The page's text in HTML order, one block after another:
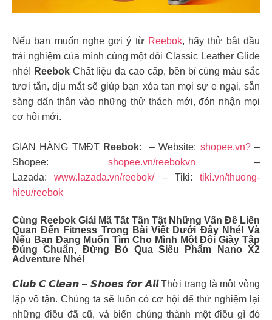
Nếu bạn muốn nghe gợi ý từ Reebok, hãy thử bắt đầu
trải nghiệm của mình cùng một đôi Classic Leather Glide
nhé! Reebok Chất liệu da cao cấp, bền bỉ cùng màu sắc
tươi tắn, dịu mắt sẽ giúp bạn xóa tan mọi sự e ngại, sẵn
sàng dấn thân vào những thử thách mới, đón nhận mọi
cơ hội mới.
GIAN HÀNG TMĐT Reebok: – Website: shopee.vn?–
Shopee: shopee.vn/reebokvn –
Lazada:www.lazada.vn/reebok/– Tiki: tiki.vn/thuong-
hieu/reebok
Cùng Reebok Giải Mã Tất Tần Tật Những Vấn Đề Liên
Quan Đến Fitness Trong Bài Viết Dưới Đây Nhé! Và
Nếu Bạn Đang Muốn Tìm Cho Mình Một Đôi Giày Tập
Đúng Chuẩn, Đừng Bỏ Qua Siêu Phẩm Nano X2
Adventure Nhé!
𝘾𝙡𝙪𝙗 𝘾 𝘾𝙡𝙚𝙖𝙣 – 𝙎𝙝𝙤𝙚𝙨 𝙛𝙤𝙧 𝘼𝙡𝙡 Thời trang là một vòng
lặp vô tận. Chúng ta sẽ luôn có cơ hội để thử nghiệm lại
những điều đã cũ, và biến chúng thành một điều gì đó